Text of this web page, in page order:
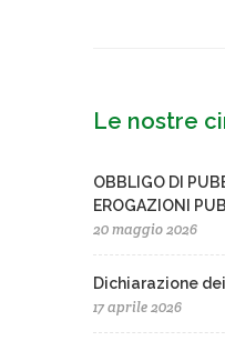
Le nostre
OBBLIGO DI
EROGAZIONI
20 maggio 2026
Dichiarazione
17 aprile 2026